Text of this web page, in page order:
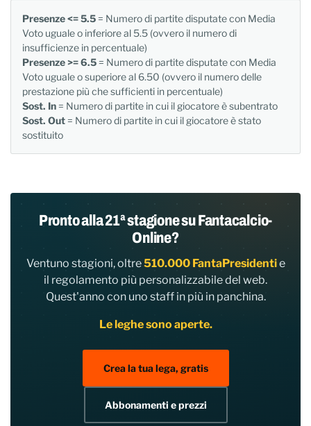
Presenze <= 5.5 = Numero di partite disputate con Media
Voto uguale o inferiore al 5.5 (ovvero il numero di
insufficienze in percentuale)
Presenze >= 6.5 = Numero di partite disputate con Media
Voto uguale o superiore al 6.50 (ovvero il numero delle
prestazione più che sufficienti in percentuale)
Sost. In = Numero di partite in cui il giocatore è subentrato
Sost. Out = Numero di partite in cui il giocatore è stato
sostituito
Pronto alla 21ª stagione su Fantacalcio-
Online?
Ventuno stagioni, oltre510.000 FantaPresidentie
il regolamento più personalizzabile del web.
Quest'anno con uno staff in più in panchina.
Le leghe sono aperte.
Crea la tua lega, gratis
Abbonamenti e prezzi